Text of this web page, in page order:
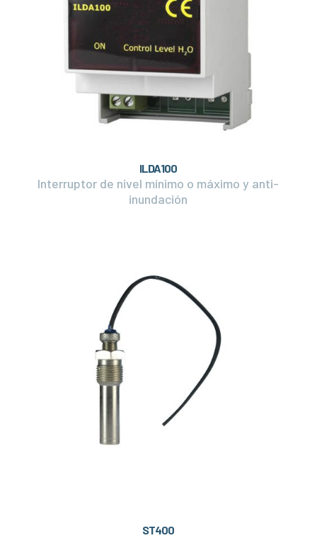
ILDA100
Interruptor de nivel mínimo o máximo y anti-
inundación
ST400